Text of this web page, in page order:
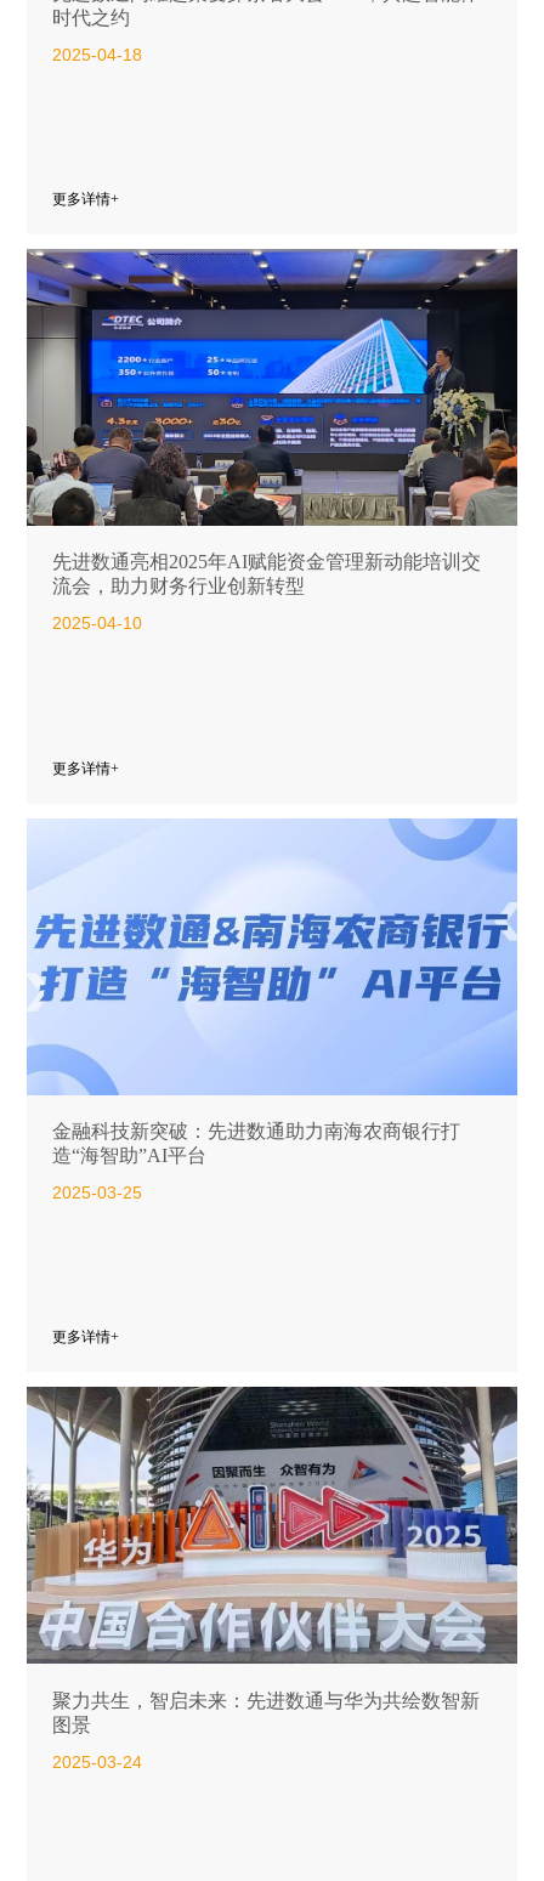
时代之约
2025-04-18
更多详情+
先进数通亮相2025年AI赋能资金管理新动能培训交
流会，助力财务行业创新转型
2025-04-10
更多详情+
金融科技新突破：先进数通助力南海农商银行打
造“海智助”AI平台
2025-03-25
更多详情+
聚力共生，智启未来：先进数通与华为共绘数智新
图景
2025-03-24